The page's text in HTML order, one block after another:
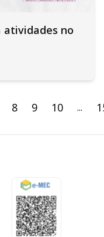
atividades no
8 9 10 ...